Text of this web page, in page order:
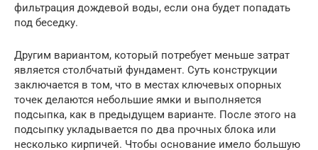
фильтрация дождевой воды, если она будет попадать
под беседку.
Другим вариантом, который потребует меньше затрат
является столбчатый фундамент. Суть конструкции
заключается в том, что в местах ключевых опорных
точек делаются небольшие ямки и выполняется
подсыпка, как в предыдущем варианте. После этого на
подсыпку укладывается по два прочных блока или
несколько кирпичей. Чтобы основание имело большую